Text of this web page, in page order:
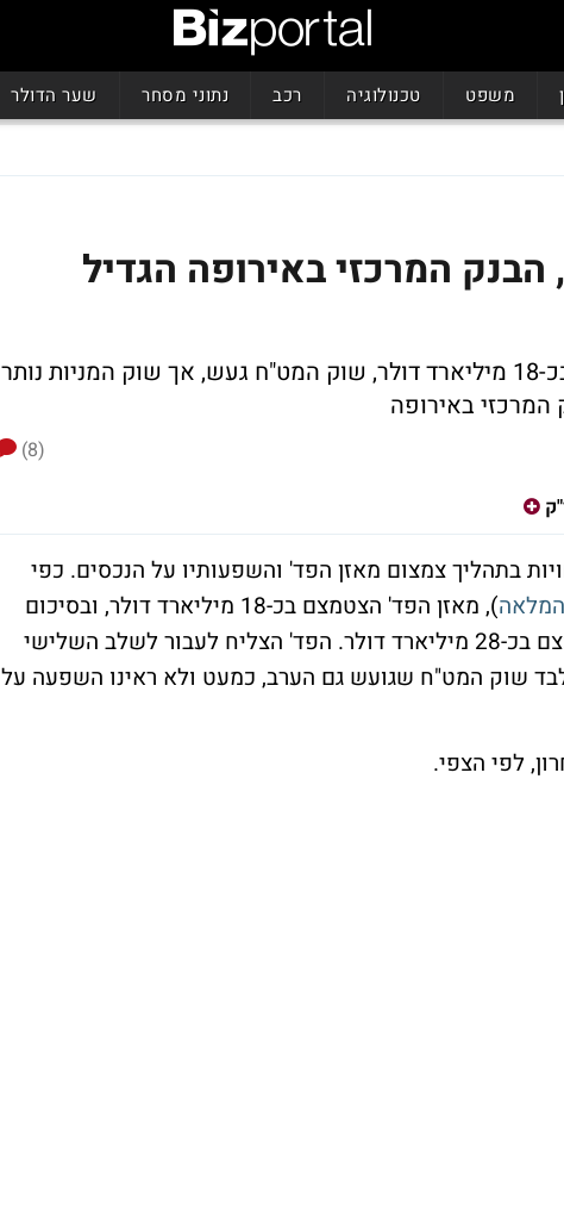
משפט טכנולוגיה רכב נתוני מסחר שער הדולר
המרכזי באירופה הגדיל
הפד' עמד בתכניותיו וצמצם את המאזן בכ-18 מיליארד דולר, שוק המט"ח געש, אך שוק המניות נותר
באירופה
(8)
בתהליך צמצום מאזן הפד' והשפעותיו על הנכסים. כפי
), מאזן הפד' הצטמצם בכ-18 מיליארד דולר, ובסיכום
של השבועיים האחרונים מאזן הפד' הצטמצם בכ-28 מיליארד דולר. הפד' הצליח לעבור לשלב השלישי
מלבד שוק המט"ח שגועש גם הערב, כמעט ולא ראינו השפעה על
לפי הצפי.